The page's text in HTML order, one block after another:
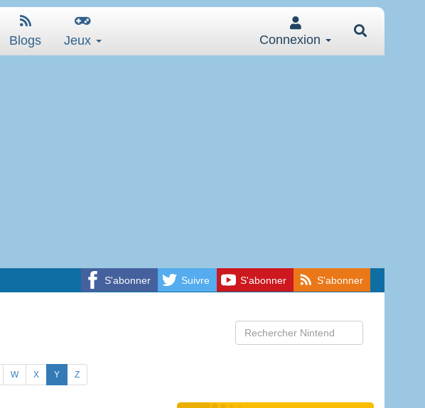
Blogs Jeux Connexion
S'abonner Suivre S'abonner S'abonner
W X Y Z